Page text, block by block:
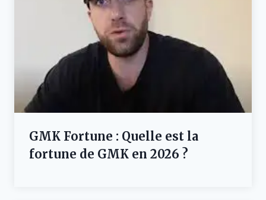
GMK Fortune : Quelle est la
fortune de GMK en 2026 ?